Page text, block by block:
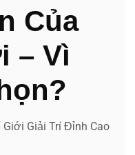
Của
– Vì